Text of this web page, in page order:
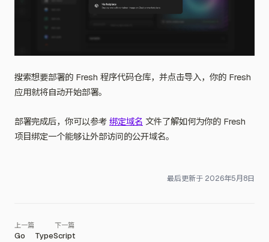
搜索想要部署的 Fresh 程序代码仓库，并点击导入，你的 Fresh
应用就将自动开始部署。
部署完成后，你可以参考 绑定域名 文件了解如何为你的 Fresh
项目绑定一个能够让外部访问的公开域名。
最后更新于 2026年5月8日
Go TypeScript